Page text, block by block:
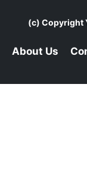
(c) Copyright
About Us